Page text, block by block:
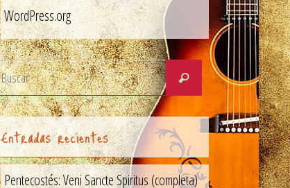
WordPress.org
Entradas recientes
Pentecostés: Veni Sancte Spiritus (completa)